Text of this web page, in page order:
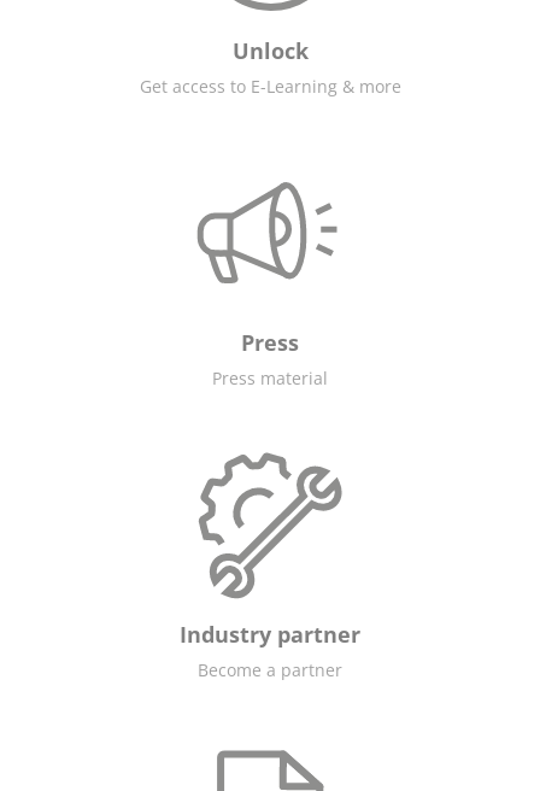
Unlock
Get access to E-Learning & more
Press
Press material
Industry partner
Become a partner